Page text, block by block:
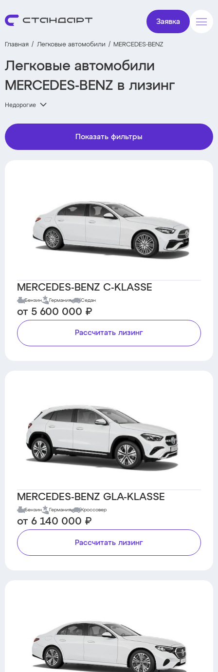
Заявка
Главная Легковые автомобили MERCEDES-BENZ
Легковые автомобили
MERCEDES-BENZ в лизинг
Недорогие
Показать фильтры
MERCEDES-BENZ C-KLASSE
Бензин Германия Седан
от 5 600 000 ₽
Рассчитать лизинг
MERCEDES-BENZ GLA-KLASSE
Бензин Германия Кроссовер
от 6 140 000 ₽
Рассчитать лизинг